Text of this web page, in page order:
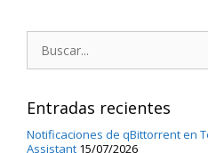
Entradas recientes
Notificaciones de qBittorrent en
Assistant 15/07/2026